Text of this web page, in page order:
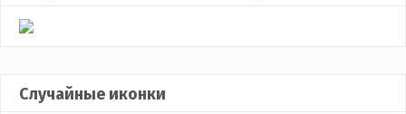
Случайные иконки